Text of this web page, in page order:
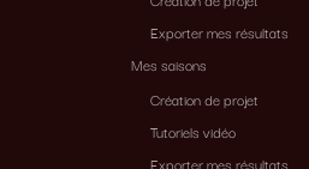
Exporter mes résultats
Mes saisons
Création de projet
Tutoriels vidéo
Exporter mes résultats